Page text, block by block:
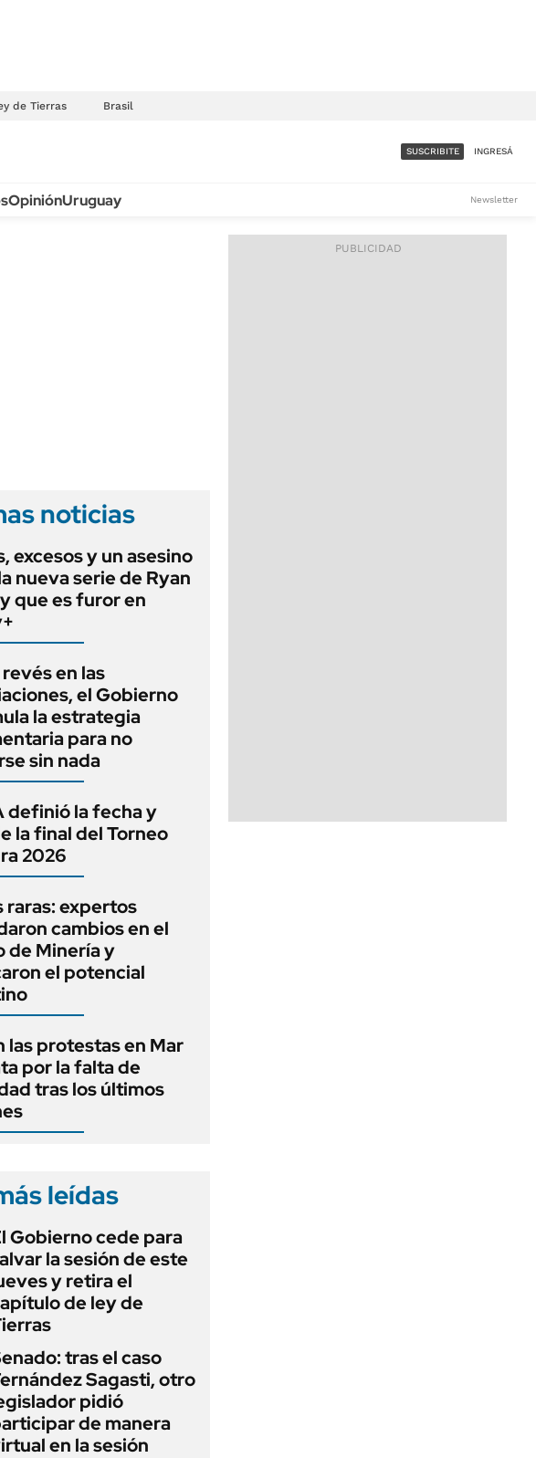
de Tierras Brasil
ACCESO FULL - $1.800/MES
SUSCRIBITE INGRESÁ
OpiniónUruguay Newsletter
noticias
excesos y un asesino
nueva serie de Ryan
que es furor en
en las
el Gobierno
la estrategia
para no
sin nada
definió la fecha y
la final del Torneo
2026
raras: expertos
cambios en el
de Minería y
el potencial
las protestas en Mar
por la falta de
tras los últimos
leídas
Gobierno cede para
la sesión de este
y retira el
de ley de
tras el caso
Sagasti, otro
pidió
de manera
en la sesión